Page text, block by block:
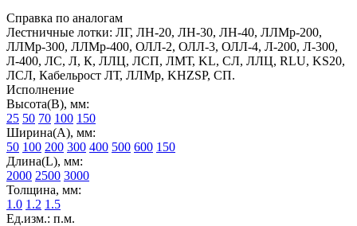
Справка по аналогам
Лестничные лотки: ЛГ, ЛН-20, ЛН-30, ЛН-40, ЛЛМр-200,
ЛЛМр-300, ЛЛМр-400, ОЛЛ-2, ОЛЛ-3, ОЛЛ-4, Л-200, Л-300,
Л-400, ЛС, Л, К, ЛЛЦ, ЛСП, ЛМТ, KL, СЛ, ЛЛЦ, RLU, KS20,
ЛСЛ, Кабельрост ЛТ, ЛЛМр, KHZSP, СП.
Исполнение
Высота(В), мм:
25 50 70 100 150
Ширина(А), мм:
50 100 200 300 400 500 600 150
Длина(L), мм:
2000 2500 3000
Толщина, мм:
1.0 1.2 1.5
Ед.изм.: п.м.